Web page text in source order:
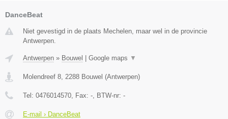
DanceBeat
Niet gevestigd in de plaats Mechelen, maar wel in de provincie
Antwerpen.
Antwerpen » Bouwel Google maps ▼
Molendreef 8, 2288 Bouwel (Antwerpen)
Tel: 0476014570, Fax: -, BTW-nr: -
E-mail › DanceBeat